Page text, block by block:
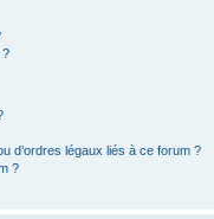
?
d’ordres légaux liés à ce forum ?
?